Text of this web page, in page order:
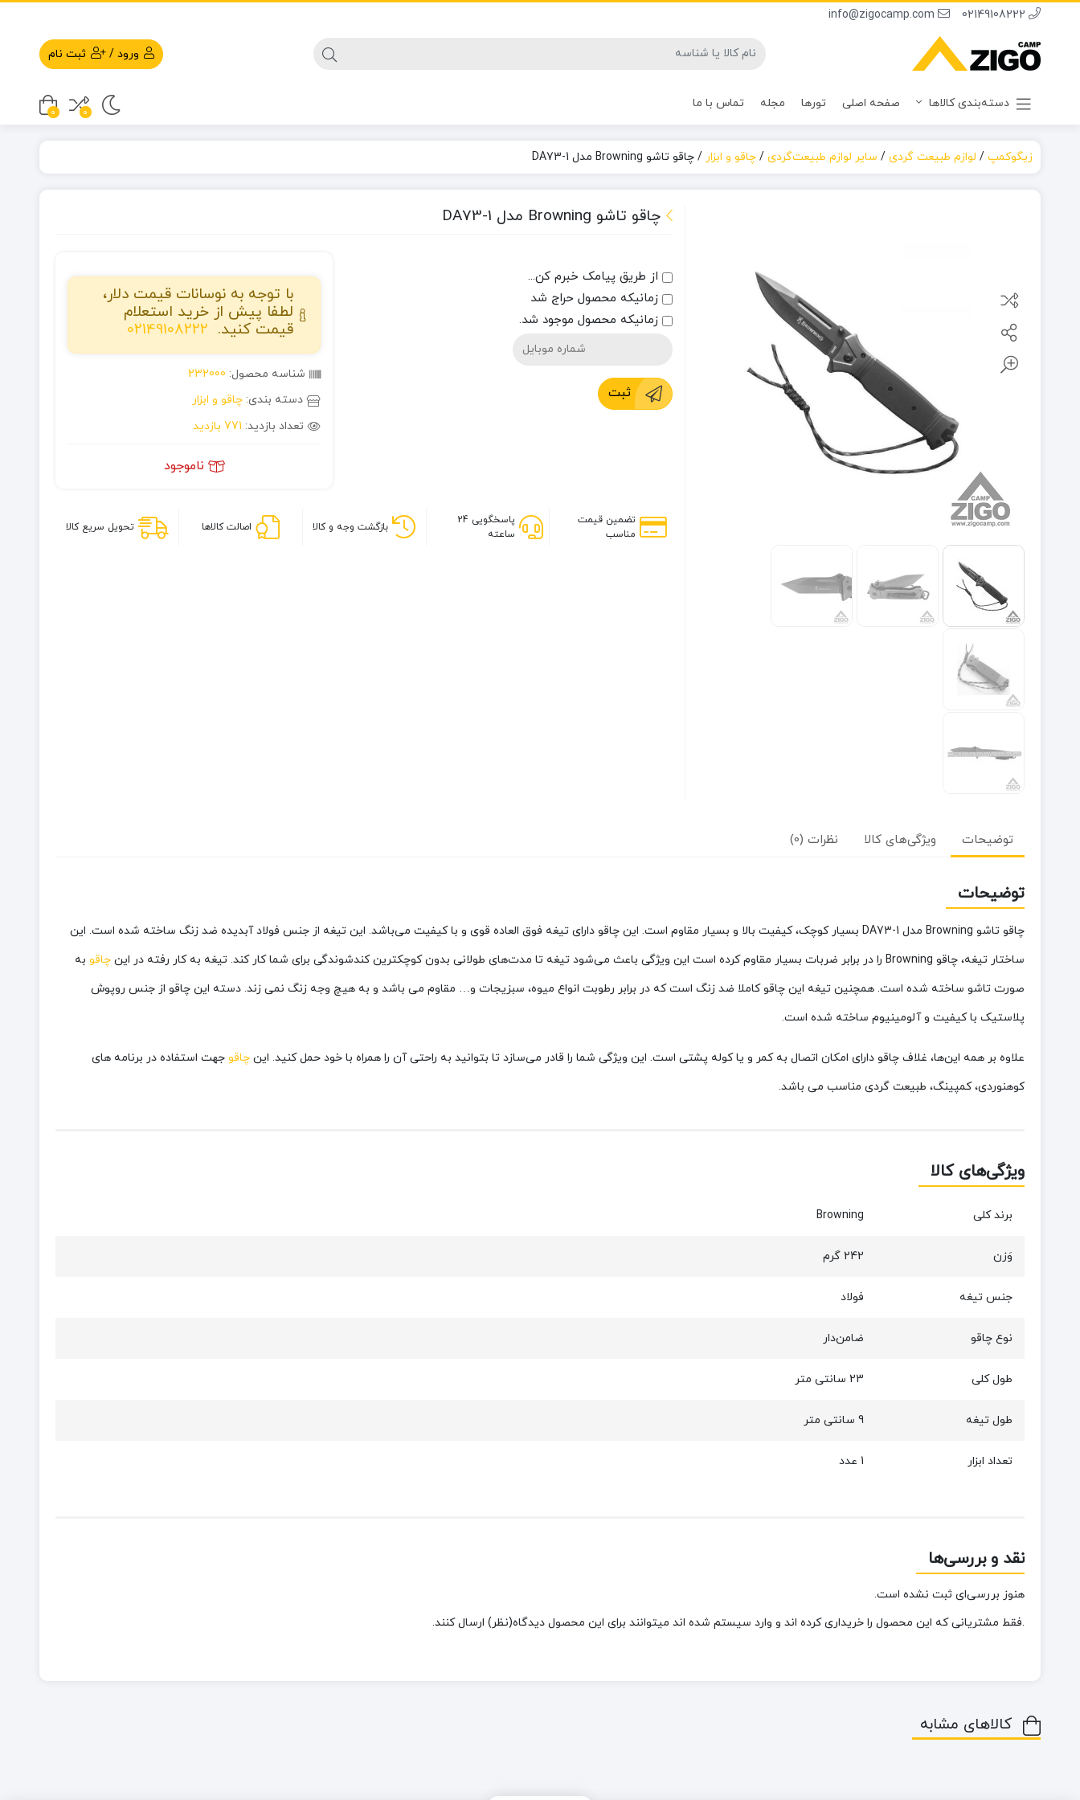
02149108222
info@zigocamp.com
ورود / ثبت نام
دسته‌بندی کالاها صفحه اصلی تورها مجله تماس با ما
0
0
زیگوکمپ/ لوازم طبیعت گردی/ سایر لوازم طبیعت‌گردی/ چاقو و ابزار / چاقو تاشو Browning مدل DA73-1
چاقو تاشو Browning مدل DA73-1
از طریق پیامک خبرم کن...
زمانیکه محصول حراج شد
زمانیکه محصول موجود شد.
ثبت
با توجه به نوسانات قیمت دلار،
لطفا پیش از خرید استعلام
قیمت کنید. 02149108222
شناسه محصول: 232000
دسته بندی: چاقو و ابزار
تعداد بازدید: 771 بازدید
ناموجود
تضمین قیمت
مناسب
پاسخگویی 24
ساعته
بازگشت وجه و کالا اصالت کالاها تحویل سریع کالا
توضیحات ویژگی‌های کالا نظرات (0)
توضیحات
چاقو تاشو Browning مدل DA73-1 بسیار کوچک، کیفیت بالا و بسیار مقاوم است. این چاقو دارای تیغه فوق العاده قوی و با کیفیت می‌باشد. این تیغه از جنس فولاد آبدیده ضد زنگ ساخته شده است. این
ساختار تیغه، چاقو Browning را در برابر ضربات بسیار مقاوم کرده است این ویژگی باعث می‌شود تیغه تا مدت‌های طولانی بدون کوچکترین کندشوندگی برای شما کار کند. تیغه به کار رفته در این
چاقوبه
صورت تاشو ساخته شده است. همچنین تیغه این چاقو کاملا ضد زنگ است که در برابر رطوبت انواع میوه، سبزیجات و… مقاوم می باشد و به هیچ وجه زنگ نمی زند. دسته این چاقو از جنس روپوش
پلاستیک با کیفیت و آلومینیوم ساخته شده است.
علاوه بر همه این‌ها، غلاف چاقو دارای امکان اتصال به کمر و یا کوله پشتی است. این ویژگی شما را قادر می‌سازد تا بتوانید به راحتی آن را همراه با خود حمل کنید. این چاقوجهت استفاده در برنامه های
کوهنوردی، کمپینگ، طبیعت گردی مناسب می باشد.
ویژگی‌های کالا
برند کلی Browning
وَزن 242 گرم
جنس تیغه فولاد
نوع چاقو ضامن‌دار
طول کلی 23 سانتی متر
طول تیغه 9 سانتی متر
تعداد ابزار 1 عدد
نقد و بررسی‌ها
هنوز بررسی‌ای ثبت نشده است.
.فقط مشتریانی که این محصول را خریداری کرده اند و وارد سیستم شده اند میتوانند برای این محصول دیدگاه(نظر) ارسال کنند.
کالاهای مشابه